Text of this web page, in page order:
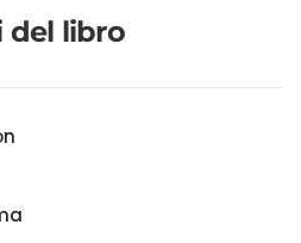
del libro